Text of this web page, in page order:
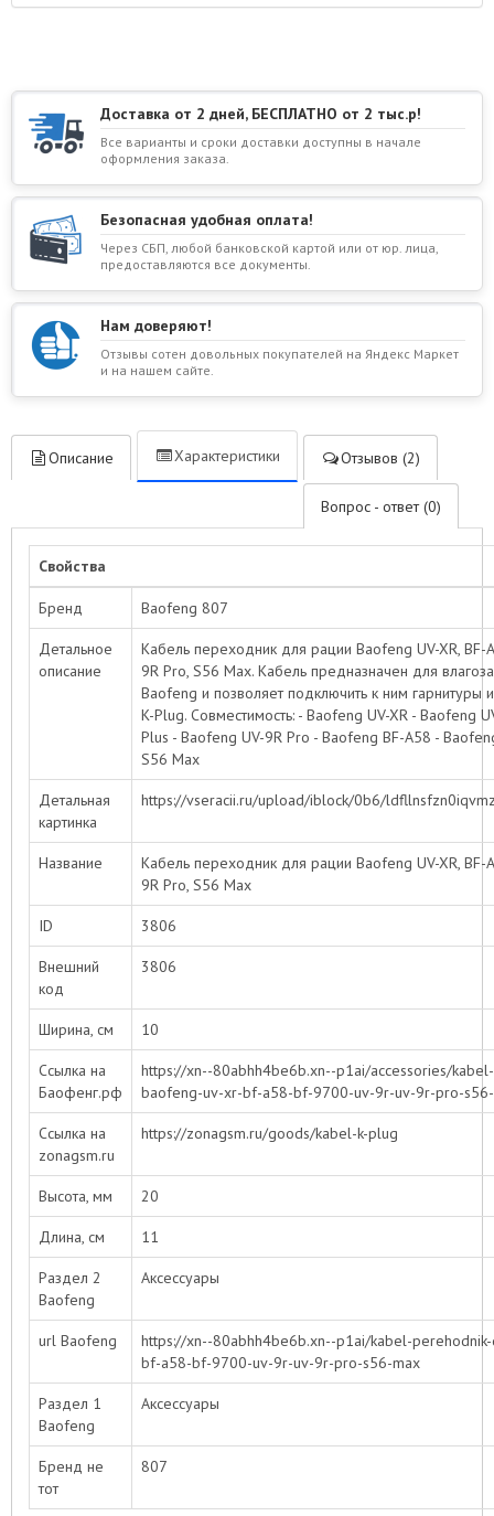
Доставка от 2 дней, БЕСПЛАТНО от 2 тыс.р!
Все варианты и сроки доставки доступны в начале
оформления заказа.
Безопасная удобная оплата!
Через СБП, любой банковской картой или от юр. лица,
предоставляются все документы.
Нам доверяют!
Отзывы сотен довольных покупателей на Яндекс Маркет
и на нашем сайте.
Описание Характеристики Отзывов (2)
Вопрос - ответ (0)
Свойства
Бренд Baofeng 807
Детальное
описание
Кабель переходник для рации Baofeng UV-XR, BF-
9R Pro, S56 Max. Кабель предназначен для
Baofeng и позволяет подключить к ним гарнитуры
K-Plug. Совместимость: - Baofeng UV-XR - Baofeng
Plus - Baofeng UV-9R Pro - Baofeng BF-A58 -
S56 Max
Детальная
картинка
https://vseracii.ru/upload/iblock/0b6/
Название
Кабель переходник для рации Baofeng UV-XR, BF-
9R Pro, S56 Max
ID 3806
Внешний
код
3806
Ширина, см 10
Ссылка на
Баофенг.рф
https://xn--80abhh4be6b.xn--p1ai/accessories/
baofeng-uv-xr-bf-a58-bf-9700-uv-9r-uv-9r-pro-
Ссылка на
zonagsm.ru
https://zonagsm.ru/goods/kabel-k-plug
Высота, мм 20
Длина, см 11
Раздел 2
Baofeng
Аксессуары
url Baofeng
https://xn--80abhh4be6b.xn--p1ai/kabel-
bf-a58-bf-9700-uv-9r-uv-9r-pro-s56-max
Раздел 1
Baofeng
Аксессуары
Бренд не
тот
807